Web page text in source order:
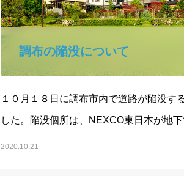
調布の陥没について
１０月１８日に調布市内で道路が陥没す
した。陥没個所は、NEXCO東日本が地
る東京外郭環状道路トンネルのほぼ真…
2020.10.21